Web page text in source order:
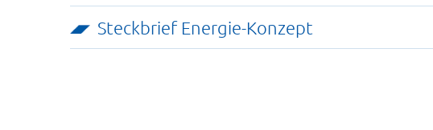
Steckbrief Energie-Konzept